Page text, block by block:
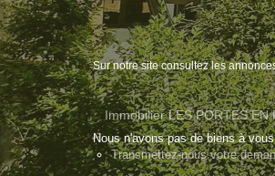
Sur notre site consultez les
Immobilier LES PORTES EN
Nous n'avons pas de biens à
Transmettez-nous votre